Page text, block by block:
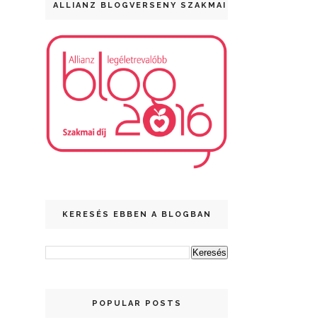
ALLIANZ BLOGVERSENY SZAKMAI DÍJ
KERESÉS EBBEN A BLOGBAN
POPULAR POSTS